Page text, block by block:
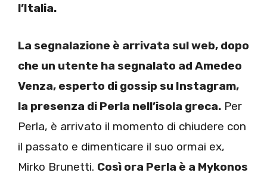
l’Italia.
La segnalazione è arrivata sul web, dopo
che un utente ha segnalato ad Amedeo
Venza, esperto di gossip su Instagram,
la presenza di Perla nell’isola greca. Per
Perla, è arrivato il momento di chiudere con
il passato e dimenticare il suo ormai ex,
Mirko Brunetti. Così ora Perla è a Mykonos